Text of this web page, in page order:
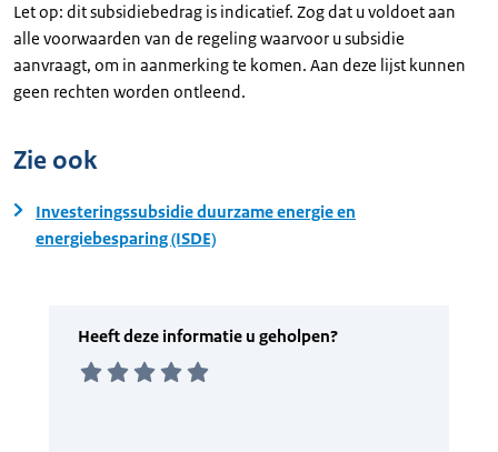
Let op: dit subsidiebedrag is indicatief. Zog dat u voldoet aan
alle voorwaarden van de regeling waarvoor u subsidie
aanvraagt, om in aanmerking te komen. Aan deze lijst kunnen
geen rechten worden ontleend.
Zie ook
Investeringssubsidie duurzame energie en
energiebesparing (ISDE)